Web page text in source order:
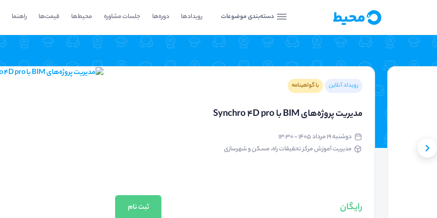
دسته‌بندی موضوعات رویدادها دوره‌ها جلسات مشاوره محیط‌ها قیمت‌ها راهنما
رویداد آنلاین با گواهینامه
مدیریت پروژه‌های BIM با Synchro 4D pro
دوشنبه ۱۹ مرداد ۱۴۰۵ - ۱۳:۳۰
مدیریت آموزش مرکز تحقیقات راه، مسکن و شهرسازی
رایگان ثبت نام